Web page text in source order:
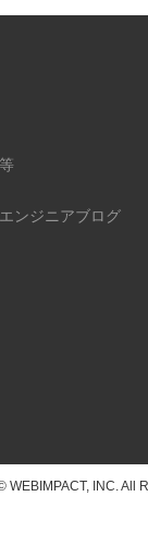
ンジニアブログ
WEBIMPACT, INC. All